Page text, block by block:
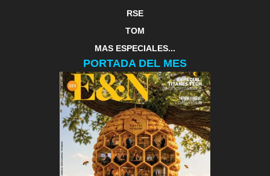
RSE
TOM
MAS ESPECIALES...
PORTADA DEL MES